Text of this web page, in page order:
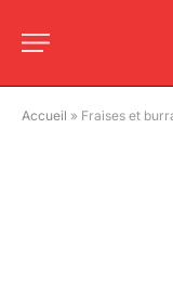
Accueil » Fraises et burrata :